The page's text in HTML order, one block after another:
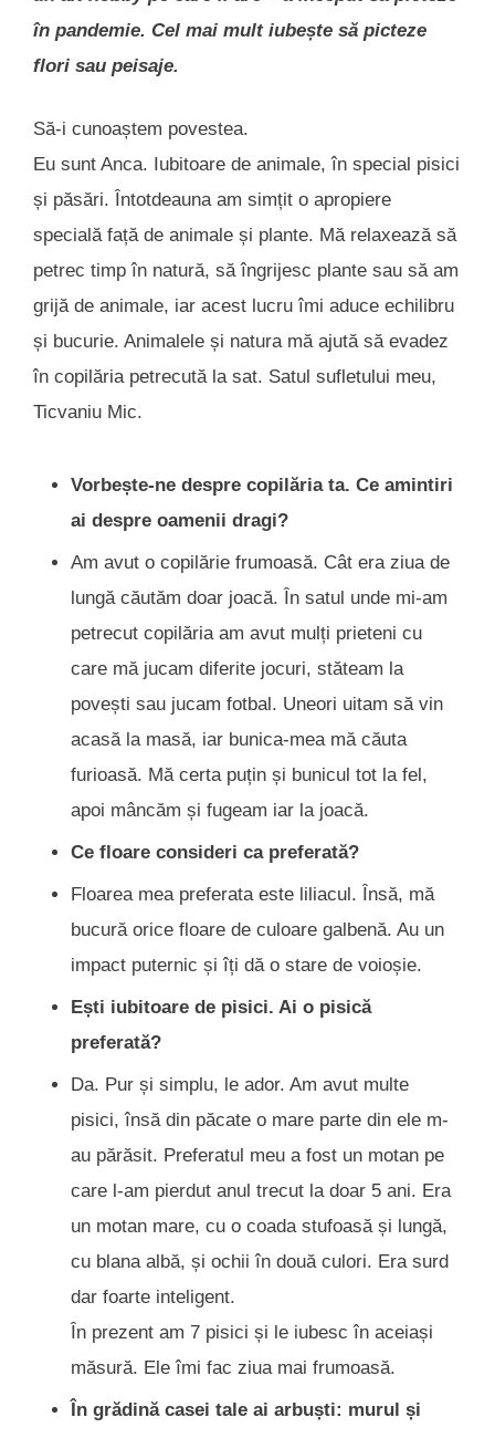
în pandemie. Cel mai mult iubește să picteze
flori sau peisaje.
Să-i cunoaștem povestea.
Eu sunt Anca. Iubitoare de animale, în special pisici
și păsări. Întotdeauna am simțit o apropiere
specială față de animale și plante. Mă relaxează să
petrec timp în natură, să îngrijesc plante sau să am
grijă de animale, iar acest lucru îmi aduce echilibru
și bucurie. Animalele și natura mă ajută să evadez
în copilăria petrecută la sat. Satul sufletului meu,
Ticvaniu Mic.
Vorbește-ne despre copilăria ta. Ce amintiri
ai despre oamenii dragi?
Am avut o copilărie frumoasă. Cât era ziua de
lungă căutăm doar joacă. În satul unde mi-am
petrecut copilăria am avut mulți prieteni cu
care mă jucam diferite jocuri, stăteam la
povești sau jucam fotbal. Uneori uitam să vin
acasă la masă, iar bunica-mea mă căuta
furioasă. Mă certa puțin și bunicul tot la fel,
apoi mâncăm și fugeam iar la joacă.
Ce floare consideri ca preferată?
Floarea mea preferata este liliacul. Însă, mă
bucură orice floare de culoare galbenă. Au un
impact puternic și îți dă o stare de voioșie.
Ești iubitoare de pisici. Ai o pisică
preferată?
Da. Pur și simplu, le ador. Am avut multe
pisici, însă din păcate o mare parte din ele m-
au părăsit. Preferatul meu a fost un motan pe
care l-am pierdut anul trecut la doar 5 ani. Era
un motan mare, cu o coada stufoasă și lungă,
cu blana albă, și ochii în două culori. Era surd
dar foarte inteligent.
În prezent am 7 pisici și le iubesc în aceiași
măsură. Ele îmi fac ziua mai frumoasă.
În grădină casei tale ai arbuști: murul și